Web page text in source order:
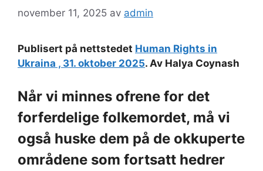
november 11, 2025 av admin
Publisert på nettstedet Human Rights in
Ukraina , 31. oktober 2025. Av Halya Coynash
Når vi minnes ofrene for det
forferdelige folkemordet, må vi
også huske dem på de okkuperte
områdene som fortsatt hedrer